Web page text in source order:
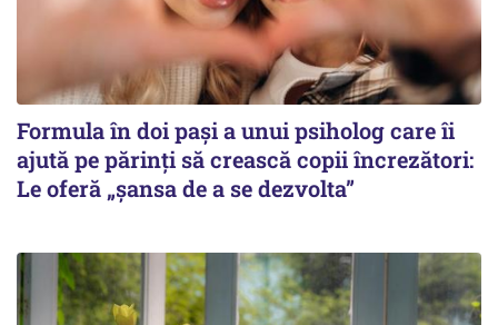
Formula în doi pași a unui psiholog care îi
ajută pe părinți să crească copii încrezători:
Le oferă „șansa de a se dezvolta”